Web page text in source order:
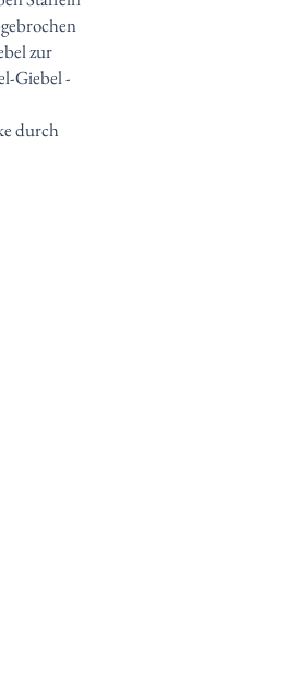
zur
Giebel -
durch